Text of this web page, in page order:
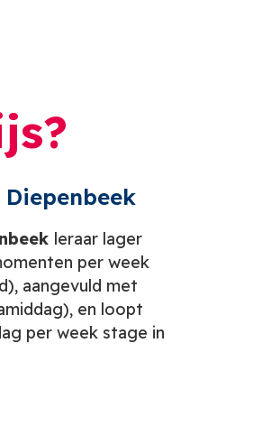
leraar lager
per week
aangevuld met
en loopt
per week stage in